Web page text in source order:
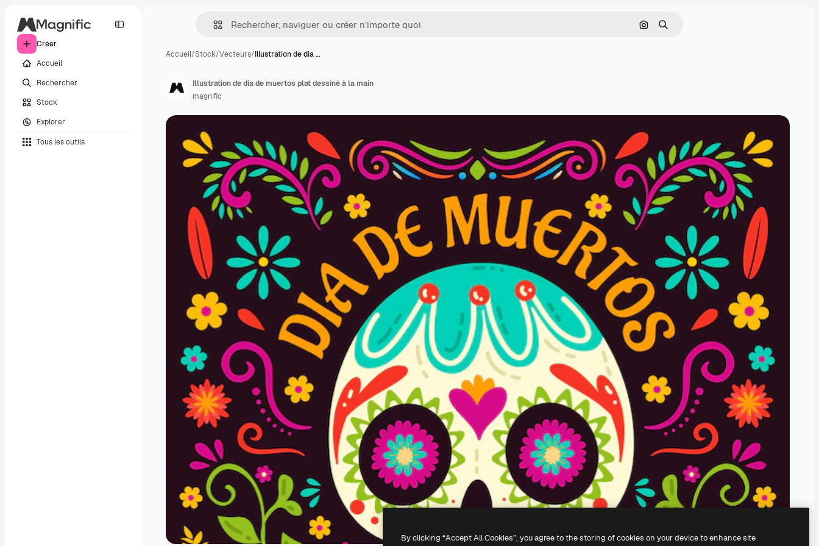
Créer
Accueil
Rechercher
Stock
Explorer
Tous les outils
Rechercher par image
Rechercher
Accueil/Stock/Vecteurs/Illustration de dia …
Illustration de dia de muertos plat dessiné à la main
magnific
By clicking “Accept All Cookies”, you agree to the storing of cookies on your device to enhance site